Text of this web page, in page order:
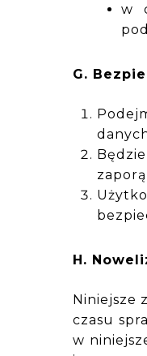
w
G.
H.
Niniejsze
czasu
w